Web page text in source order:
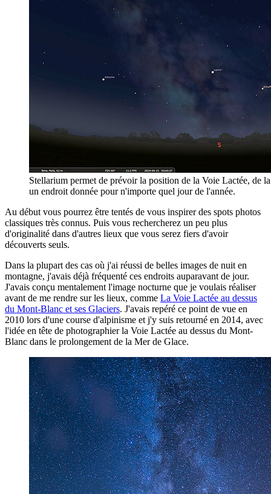
Stellarium permet de prévoir la position de la Voie Lactée, de
un endroit donnée pour n'importe quel jour de l'année.
Au début vous pourrez être tentés de vous inspirer des spots photos
classiques très connus. Puis vous rechercherez un peu plus
d'originalité dans d'autres lieux que vous serez fiers d'avoir
découverts seuls.
Dans la plupart des cas où j'ai réussi de belles images de nuit en
montagne, j'avais déjà fréquenté ces endroits auparavant de jour.
J'avais conçu mentalement l'image nocturne que je voulais réaliser
avant de me rendre sur les lieux, comme La Voie Lactée au dessus
du Mont-Blanc et ses Glaciers. J'avais repéré ce point de vue en
2010 lors d'une course d'alpinisme et j'y suis retourné en 2014, avec
l'idée en tête de photographier la Voie Lactée au dessus du Mont-
Blanc dans le prolongement de la Mer de Glace.